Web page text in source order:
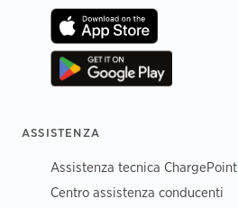
ASSISTENZA
Assistenza tecnica ChargePoint
Centro assistenza conducenti